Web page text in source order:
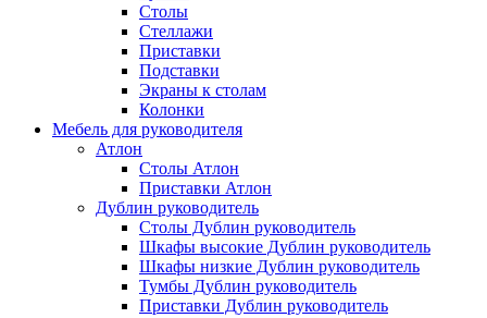
Столы
Стеллажи
Приставки
Подставки
Экраны к столам
Колонки
Мебель для руководителя
Атлон
Столы Атлон
Приставки Атлон
Дублин руководитель
Столы Дублин руководитель
Шкафы высокие Дублин руководитель
Шкафы низкие Дублин руководитель
Тумбы Дублин руководитель
Приставки Дублин руководитель